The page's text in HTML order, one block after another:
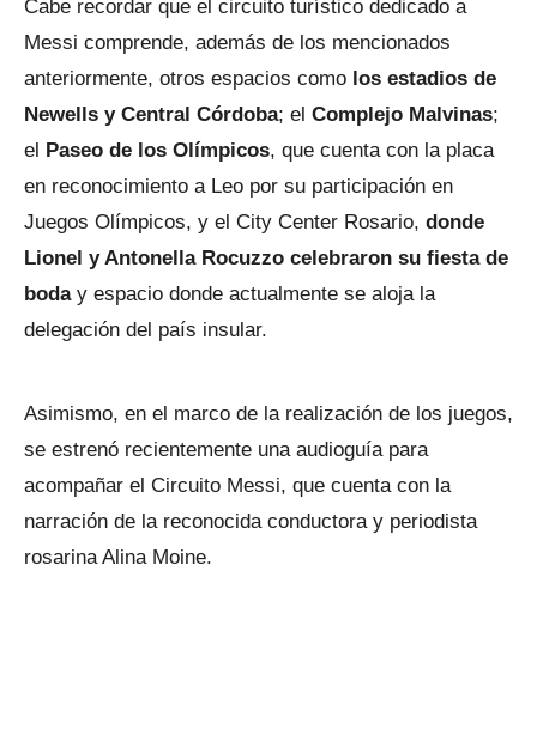
Cabe recordar que el circuito turístico dedicado a
Messi comprende, además de los mencionados
anteriormente, otros espacios como los estadios de
Newells y Central Córdoba; el Complejo Malvinas;
el Paseo de los Olímpicos, que cuenta con la placa
en reconocimiento a Leo por su participación en
Juegos Olímpicos, y el City Center Rosario, donde
Lionel y Antonella Rocuzzo celebraron su fiesta de
boday espacio donde actualmente se aloja la
delegación del país insular.
Asimismo, en el marco de la realización de los juegos,
se estrenó recientemente una audioguía para
acompañar el Circuito Messi, que cuenta con la
narración de la reconocida conductora y periodista
rosarina Alina Moine.